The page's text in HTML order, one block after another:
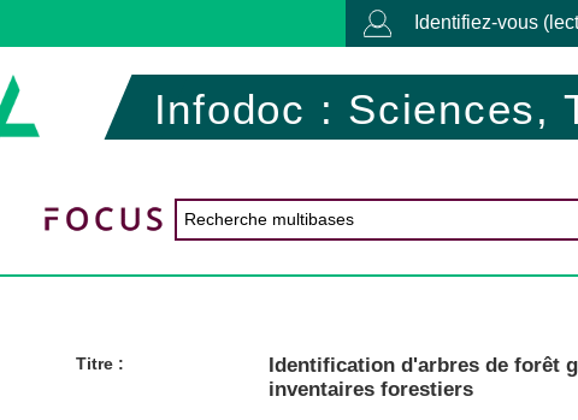
Identifiez-vous
Infodoc : Sciences,
Titre :
Identification d'arbres de forêt
inventaires forestiers